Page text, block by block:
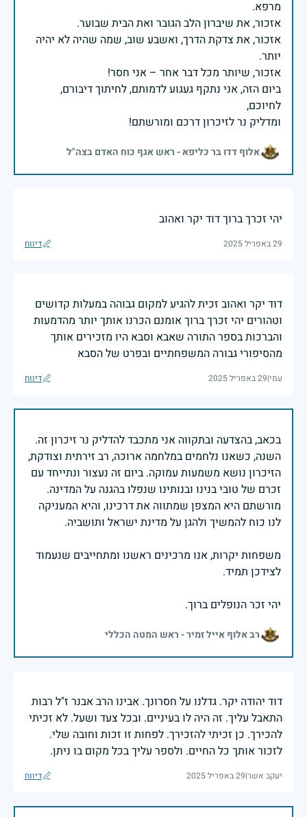
אזכור, את צדקת הדרך, ואשבע שוב, שמה שהיה לא יהיה
ביום הזה, אני נתקף געגוע לדמותם, לחיתוך דיבורם,
ומדליק נר לזיכרון דרכם ומורשתם!
אלוף דדו בר כליפא - ראש אגף כוח האדם בצה"ל
יהי זכרך ברוך דוד יקר ואהוב
29 באפריל 2025 דיווח
דוד יקר ואהוב זכית להגיע למקום גבוהה במעלות קדושים
וטהורים יהי זכרך ברוך אומנם הכרנו אותך יותר מהדמעות
והברכות בספר התורה שאבא וסבא היו מזכירים אותך
מהסיפורי גבורה המשפחתיים ובפרט של הסבא
עמי|29 באפריל 2025 דיווח
בכאב, בהצדעה ובתקווה אני מתכבד להדליק נר זיכרון זה.
השנה, כשאנו נלחמים במלחמה ארוכה, רב זירתית וצודקת,
הזיכרון נושא משמעות עמוקה. ביום זה נעצור ונתייחד עם
זכרם של טובי בנינו ובנותינו שנפלו בהגנה על המדינה.
מורשתם היא המצפן שמתווה את דרכינו, והיא המעניקה
משפחות יקרות, אנו מרכינים ראשנו ומתחייבים שנעמוד
יהי זכר הנופלים ברוך.
רב אלוף אייל זמיר - ראש המטה הכללי
דוד יהודה יקר. גדלנו על חסרונך. אבינו הרב אבנר ז"ל רבות
התאבל עליך. זה היה לו בעיניים. ובכל צעד ושעל. לא זכיתי
להכירך. כן זכיתי להזכירך. לפחות זו זכות וחובה שלי.
לזכור אותך כל החיים. ולספר עליך בכל מקום בו ניתן.
יעקב אשר|29 באפריל 2025 דיווח